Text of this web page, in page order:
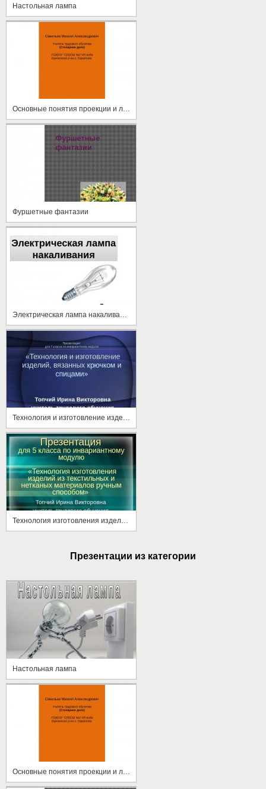
Настольная лампа
Фуршетные фантазии
Презентации из категории
Настольная лампа